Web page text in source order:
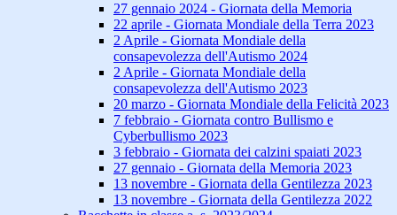
27 gennaio 2024 - Giornata della Memoria
22 aprile - Giornata Mondiale della Terra 2023
2 Aprile - Giornata Mondiale della
consapevolezza dell'Autismo 2024
2 Aprile - Giornata Mondiale della
consapevolezza dell'Autismo 2023
20 marzo - Giornata Mondiale della Felicità 2023
7 febbraio - Giornata contro Bullismo e
Cyberbullismo 2023
3 febbraio - Giornata dei calzini spaiati 2023
27 gennaio - Giornata della Memoria 2023
13 novembre - Giornata della Gentilezza 2023
13 novembre - Giornata della Gentilezza 2022